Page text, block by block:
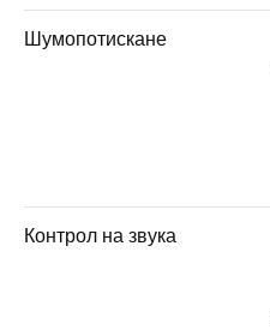
Шумопотискане
Контрол на звука